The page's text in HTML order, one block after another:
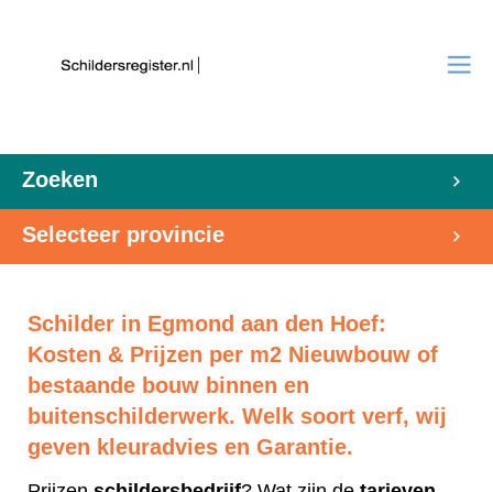
Zoeken
Selecteer provincie
Schilder in Egmond aan den Hoef:
Kosten & Prijzen per m2 Nieuwbouw of
bestaande bouw binnen en
buitenschilderwerk. Welk soort verf, wij
geven kleuradvies en Garantie.